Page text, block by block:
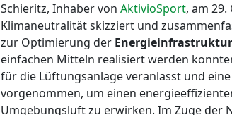
Schieritz, Inhaber von AktivioSport, am
Klimaneutralität skizziert und
zur Optimierung der
einfachen Mitteln realisiert werden
für die Lüftungsanlage veranlasst und
vorgenommen, um einen
Umgebungsluft zu erwirken. Im Zuge der